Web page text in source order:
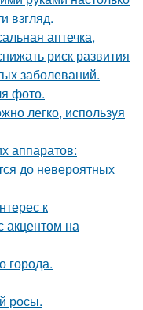
взгляд.
аптечка,
риск развития
заболеваний.
фото.
легко, используя
аппаратов:
до невероятных
к
акцентом на
города.
росы.